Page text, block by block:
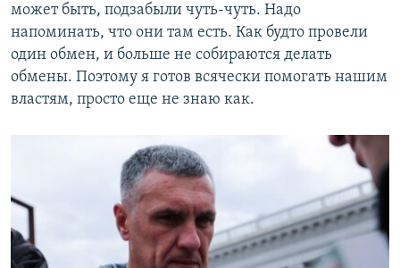
может быть, подзабыли чуть-чуть. Надо
напоминать, что они там есть. Как будто провели
один обмен, и больше не собираются делать
обмены. Поэтому я готов всячески помогать нашим
властям, просто еще не знаю как.